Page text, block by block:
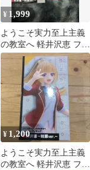
¥ 1,999
ようこそ実力至上主義
の教室へ 軽井沢恵 フィ
ギュア 2種セット
¥ 1,200
ようこそ実力至上主義
の教室へ 軽井沢恵 フィ